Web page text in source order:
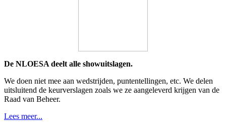
De NLOESA deelt alle showuitslagen.
We doen niet mee aan wedstrijden, puntentellingen, etc. We delen
uitsluitend de keurverslagen zoals we ze aangeleverd krijgen van de
Raad van Beheer.
Lees meer...